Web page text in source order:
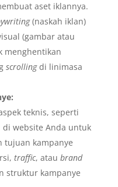
aset iklannya.
(naskah iklan)
(gambar atau
menghentikan
scrollingdi linimasa
teknis, seperti
di website Anda untuk
tujuan kampanye
traffic, atau brand
struktur kampanye